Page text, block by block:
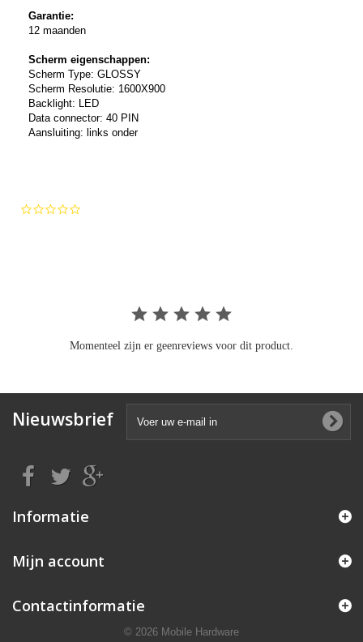
Garantie:
12 maanden
Scherm eigenschappen:
Scherm Type: GLOSSY
Scherm Resolutie: 1600X900
Backlight: LED
Data connector: 40 PIN
Aansluiting: links onder
Momenteel zijn er geenreviews voor dit product.
Nieuwsbrief
Informatie
Mijn account
Contactinformatie
© 2026 Mobile Hardware